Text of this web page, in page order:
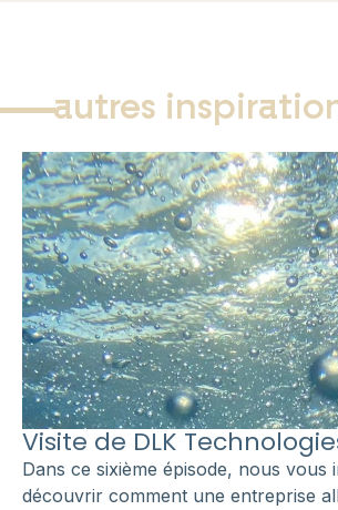
autres
Visite de DLK
Dans ce sixième épisode, nous vous
découvrir comment une entreprise